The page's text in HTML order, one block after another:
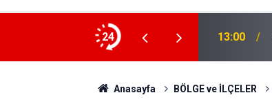
24
lira finansman sağlandı 13:00
Anasayfa BÖLGE ve İLÇELER